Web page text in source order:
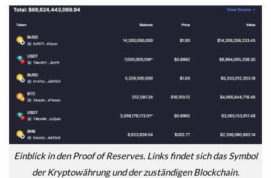
Einblick in den Proof of Reserves. Links findet sich das Symbol
der Kryptowährung und der zuständigen Blockchain.